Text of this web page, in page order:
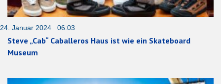
24. Januar 2024 06:03
Steve „Cab“ Caballeros Haus ist wie ein Skateboard
Museum